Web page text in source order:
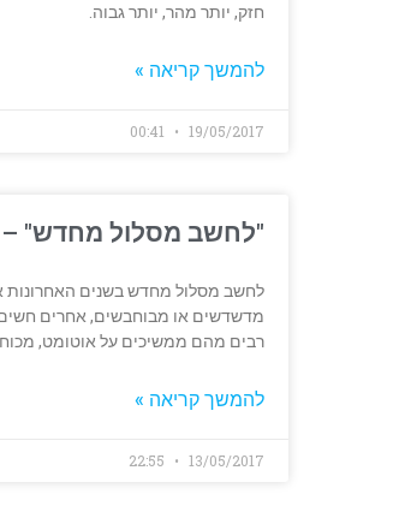
חזק, יותר מהר, יותר גבוה.
להמשך קריאה »
19/05/2017
"לחשב מסלול מחדש" –
לחשב מסלול מחדש בשנים האחרונות
מדשדשים או מבוחבשים, אחרים
רבים מהם ממשיכים על אוטומט,
להמשך קריאה »
13/05/2017